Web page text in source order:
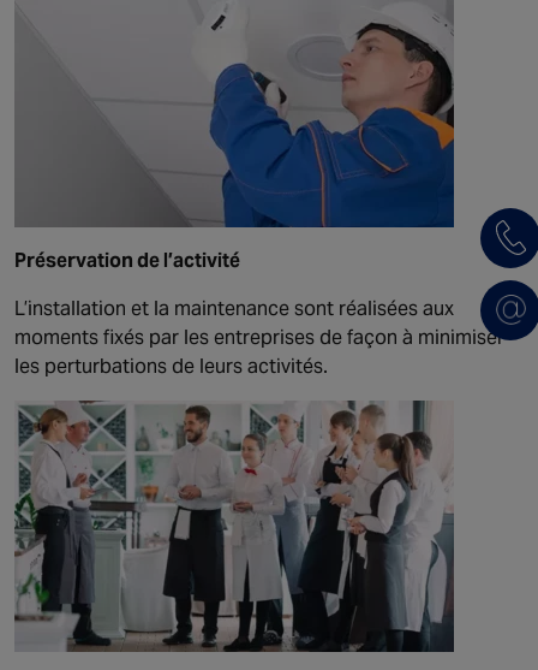
Préservation de l’activité
L’installation et la maintenance sont réalisées aux
moments fixés par les entreprises de façon à minimiser
les perturbations de leurs activités.